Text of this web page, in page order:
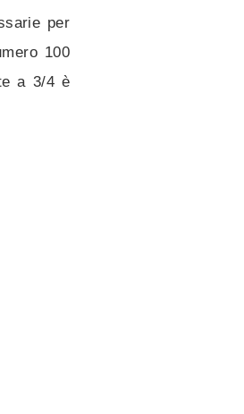
per
100
a 3/4 è